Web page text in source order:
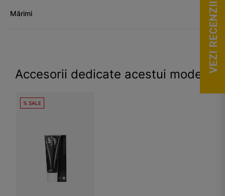
Mărimi
Accesorii dedicate acestui model
% SALE
VEZI RECENZII